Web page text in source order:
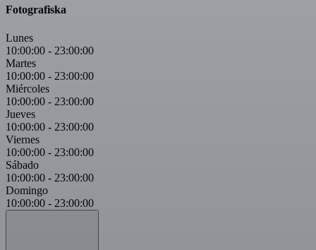
Fotografiska
Lunes
10:00:00 - 23:00:00
Martes
10:00:00 - 23:00:00
Miércoles
10:00:00 - 23:00:00
Jueves
10:00:00 - 23:00:00
Viernes
10:00:00 - 23:00:00
Sábado
10:00:00 - 23:00:00
Domingo
10:00:00 - 23:00:00